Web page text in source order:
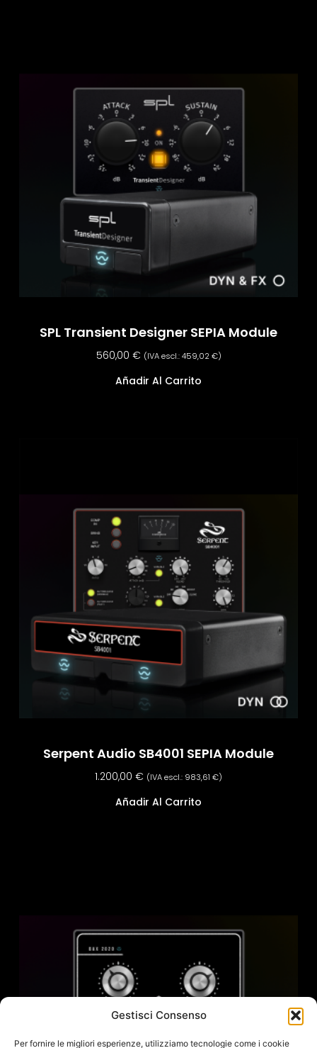
Gestisci Consenso
Per fornire le migliori esperienze, utilizziamo tecnologie come i cookie
SPL Transient Designer SEPIA Module
560,00 € (IVA escl.:459,02€)
Añadir Al Carrito
Serpent Audio SB4001 SEPIA Module
1.200,00 € (IVA escl.: 983,61 €)
Añadir Al Carrito